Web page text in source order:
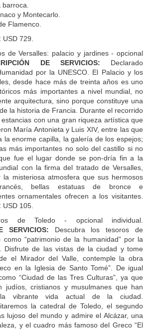
y Montecarlo.
Flamenco.
USD 729.
de Versalles: palacio y jardines - opcional
DE SERVICIOS: Declarado
por la UNESCO. El Palacio y los
desde hace más de treinta años es uno
más importantes a nivel mundial, no
arquitectura, sino porque constituye una
la historia de Francia. Durante el recorrido
con una gran riqueza artística que
María Antonieta y Luis XIV, entre las que
la enorme capilla, la galería de los espejos;
más importantes no solo del castillo si no
fue el lugar donde se pon-dría fin a la
con la firma del tratado de Versalles,
la misteriosa atmosfera que sus hermosos
bellas estatuas de bronce e
ornamentales ofrecen a los visitantes.
USD 105.
de Toledo - opcional individual.
SERVICIOS: Descubra los tesoros de
como “patrimonio de la humanidad” por la
Disfrute de las vistas de la ciudad y tome
el Mirador del Valle, contemple la obra
en la Iglesia de Santo Tomé”. De igual
“Ciudad de las Tres Culturas”, ya que
judíos, cristianos y musulmanes que han
vibrante vida actual de la ciudad.
la catedral de Toledo, el segundo
lujoso del mundo y admire el Alcázar, una
y el cuadro más famoso del Greco “El